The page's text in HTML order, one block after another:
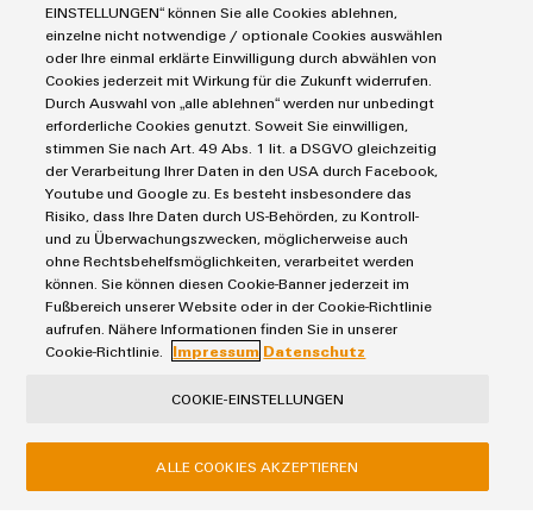
Modifizierte
und
bestückte
Gehäuse
Kundenspezifische
Kabelkonfektionierung
Produktinnovationen
Praxisnahe
Verbindungen für
Unsere Neuheiten
IIoT & Automation Software
Industriedrucker
Koppelrelais
Leiterplattensteckverbinder und Leiterplattenklemmen
Markierungssysteme
Reihenklemmen
Stromversorgungen
Lösungen & Technologien
Automatisierung
Industrial IoT
Industrial Security
Single Pair Ethernet
Smart Metering
SNAP IN Anschlusstechnologie
Workplace Solutions
Service
Connectivity Consulting
eShop / Digitale Bestellmöglichkeiten
Engineering-Daten
PCB Connector Services
Support Center
Technische Produktkataloge
Weidmüller Configurator
Industrien
Datencenter
Gerätehersteller
Maschinenbau
Photovoltaik
Weidmüller Industry Match
Impressum
Einkaufs- /Lieferanteninformationen
Weidmüller GmbH & Co KG
EINSTELLUNGEN“ können Sie alle Cookies ablehnen,
einzelne nicht notwendige / optionale Cookies auswählen
oder Ihre einmal erklärte Einwilligung durch abwählen von
Cookies jederzeit mit Wirkung für die Zukunft widerrufen.
Durch Auswahl von „alle ablehnen“ werden nur unbedingt
erforderliche Cookies genutzt. Soweit Sie einwilligen,
stimmen Sie nach Art. 49 Abs. 1 lit. a DSGVO gleichzeitig
der Verarbeitung Ihrer Daten in den USA durch Facebook,
Youtube und Google zu. Es besteht insbesondere das
Risiko, dass Ihre Daten durch US-Behörden, zu Kontroll-
und zu Überwachungszwecken, möglicherweise auch
ohne Rechtsbehelfsmöglichkeiten, verarbeitet werden
können. Sie können diesen Cookie-Banner jederzeit im
Fußbereich unserer Website oder in der Cookie-Richtlinie
aufrufen. Nähere Informationen finden Sie in unserer
Cookie-Richtlinie.
Impressum Datenschutz
COOKIE-EINSTELLUNGEN
ALLE COOKIES AKZEPTIEREN